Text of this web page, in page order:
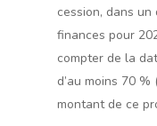
cession, dans
finances pour
compter de la
d’au moins 70
montant de ce